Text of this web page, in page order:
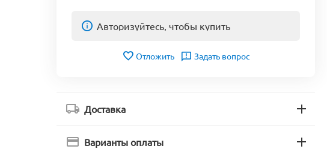
Авторизуйтесь, чтобы купить
Отложить Задать вопрос
Доставка
Варианты оплаты